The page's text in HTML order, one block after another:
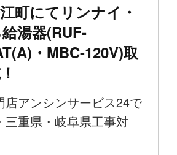
町にてリンナイ・
湯器(RUF-
・MBC-120V)取
店アンシンサービス24で
三重県・岐阜県工事対